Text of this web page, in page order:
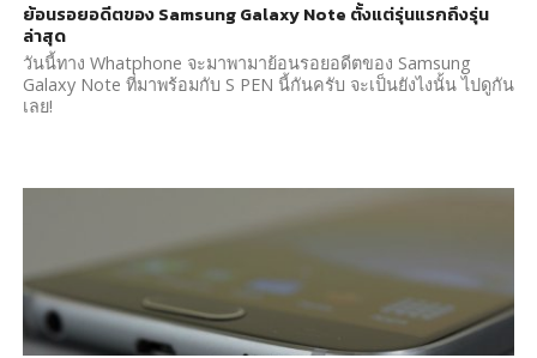
ย้อนรอยอดีตของ Samsung Galaxy Note ตั้งแต่รุ่นแรกถึงรุ่น
ล่าสุด
วันนี้ทาง Whatphone จะมาพามาย้อนรอยอดีตของ Samsung
Galaxy Note ที่มาพร้อมกับ S PEN นี้กันครับ จะเป็นยังไงนั้น ไปดูกัน
เลย!